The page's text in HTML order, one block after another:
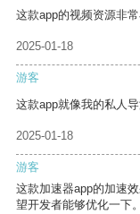
这款app的视频资源非
2025-01-18
游客
这款app就像我的私人
2025-01-18
游客
这款加速器app的加速
望开发者能够优化一下。